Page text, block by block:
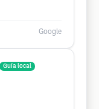
Google
Guía local